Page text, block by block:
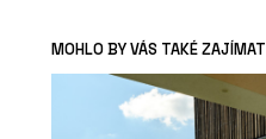
MOHLO BY VÁS TAKÉ ZAJÍMAT